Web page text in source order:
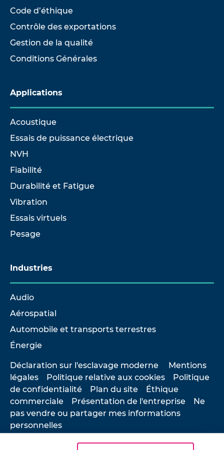
Code d’éthique
Contrôle des exportations
Gestion de la qualité
Conditions Générales
Applications
Acoustique
Essais de puissance électrique
NVH
Fiabilité
Durabilité et Fatigue
Vibration
Essais virtuels
Pesage
Industries
Audio
Aérospatial
Automobile et transports terrestres
Énergie
Déclaration sur l'esclavage moderne
Mentions
légales
Politique relative aux cookies
Politique
de confidentialité
Plan du site
Éthique
commerciale
Présentation de l'entreprise
Ne
pas vendre ou partager mes informations
personnelles